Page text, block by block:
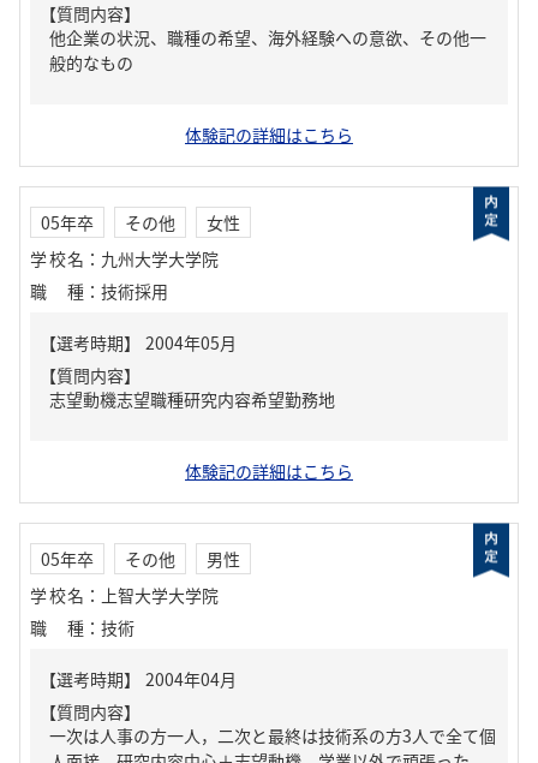
【質問内容】
他企業の状況、職種の希望、海外経験への意欲、その他一
般的なもの
体験記の詳細はこちら
05年卒 その他
女性
学校名 ： 九州大学大学院
職種 ： 技術採用
【質問内容】
志望動機志望職種研究内容希望勤務地
体験記の詳細はこちら
05年卒 その他
男性
学校名 ： 上智大学大学院
職種 ： 技術
【質問内容】
一次は人事の方一人，二次と最終は技術系の方3人で全て個